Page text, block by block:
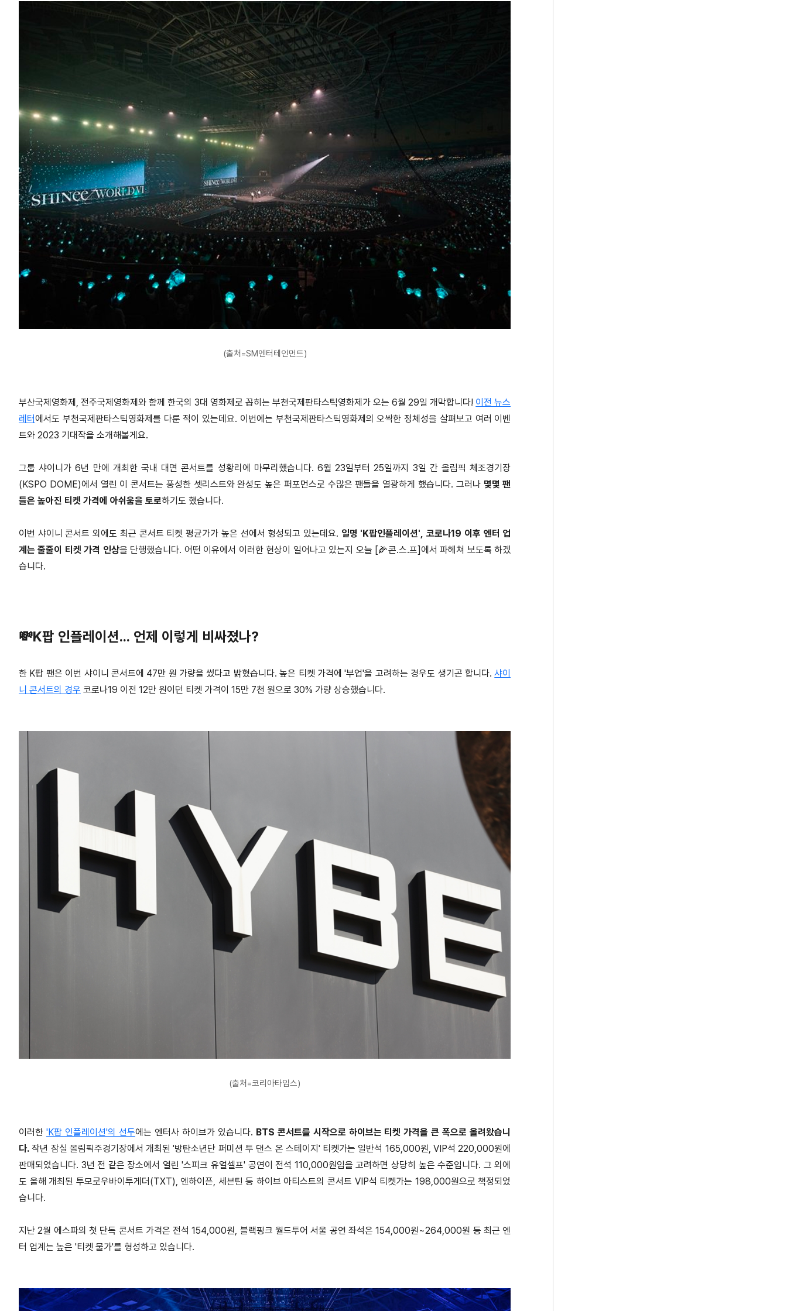
(출처=SM엔터테인먼트)
부산국제영화제, 전주국제영화제와 함께 한국의 3대 영화제로 꼽히는 부천국제판타스틱영화제가 오는 6월 29일 개막합니다! 이전 뉴스
레터에서도 부천국제판타스틱영화제를 다룬 적이 있는데요. 이번에는 부천국제판타스틱영화제의 오싹한 정체성을 살펴보고 여러 이벤
트와 2023 기대작을 소개해볼게요.
그룹 샤이니가 6년 만에 개최한 국내 대면 콘서트를 성황리에 마무리했습니다. 6월 23일부터 25일까지 3일 간 올림픽 체조경기장
(KSPO DOME)에서 열린 이 콘서트는 풍성한 셋리스트와 완성도 높은 퍼포먼스로 수많은 팬들을 열광하게 했습니다. 그러나 몇몇 팬
들은 높아진 티켓 가격에 아쉬움을 토로하기도 했습니다.
이번 샤이니 콘서트 외에도 최근 콘서트 티켓 평균가가 높은 선에서 형성되고 있는데요. 일명 'K팝인플레이션', 코로나19 이후 엔터 업
계는 줄줄이 티켓 가격 인상을 단행했습니다. 어떤 이유에서 이러한 현상이 일어나고 있는지 오늘 [🌽콘.스.프]에서 파헤쳐 보도록 하겠
습니다.
💸K팝 인플레이션... 언제 이렇게 비싸졌나?
한 K팝 팬은 이번 샤이니 콘서트에 47만 원 가량을 썼다고 밝혔습니다. 높은 티켓 가격에 '부업'을 고려하는 경우도 생기곤 합니다.샤이
니 콘서트의 경우 코로나19 이전 12만 원이던 티켓 가격이 15만 7천 원으로 30% 가량 상승했습니다.
(출처=코리아타임스)
이러한 'K팝 인플레이션'의 선두에는 엔터사 하이브가 있습니다. BTS 콘서트를 시작으로 하이브는 티켓 가격을 큰 폭으로 올려왔습니
다. 작년 잠실 올림픽주경기장에서 개최된 '방탄소년단 퍼미션 투 댄스 온 스테이지' 티켓가는 일반석 165,000원, VIP석 220,000원에
판매되었습니다. 3년 전 같은 장소에서 열린 '스피크 유얼셀프' 공연이 전석 110,000원임을 고려하면 상당히 높은 수준입니다. 그 외에
도 올해 개최된 투모로우바이투게더(TXT), 엔하이픈, 세븐틴 등 하이브 아티스트의 콘서트 VIP석 티켓가는 198,000원으로 책정되었
습니다.
지난 2월 에스파의 첫 단독 콘서트 가격은 전석 154,000원, 블랙핑크 월드투어 서울 공연 좌석은 154,000원~264,000원 등 최근 엔
터 업계는 높은 '티켓 물가'를 형성하고 있습니다.